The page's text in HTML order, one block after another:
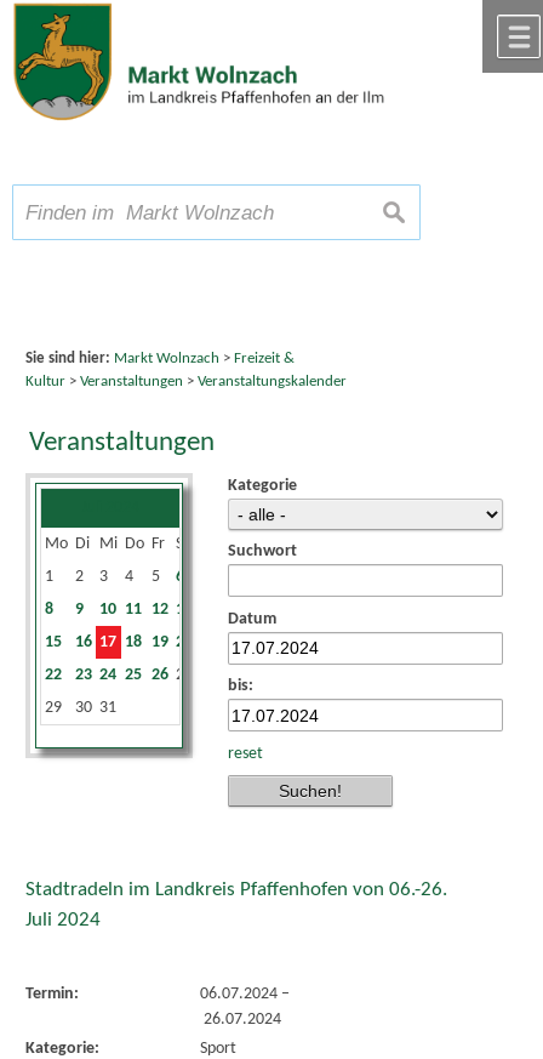
Zum Inhalt,zur Navigation
Schriftgröße A A A suchen
Sie sind hier: Markt Wolnzach > Freizeit &
Kultur> Veranstaltungen > Veranstaltungskalender
Veranstaltungen
Mo Di Mi Do Fr Sa
1
2 3 4 5 6
8
9 10 11 12 13
15
16 17 18 19 20
22
23 24 25 26 27
29
30 31
Kategorie
Suchwort
Datum
bis:
reset
Stadtradeln im Landkreis Pfaffenhofen von 06.-26.
Juli 2024
Termin: 06.07.2024–
26.07.2024
Kategorie:
Sport